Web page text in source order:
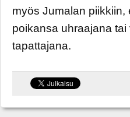
myös Jumalan piikkiin,
poikansa uhraajana tai
tapattajana.